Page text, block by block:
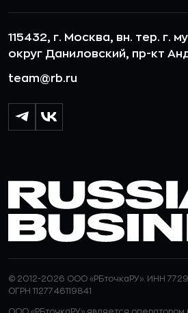
115432, г. Москва, вн. тер. г.
округ Даниловский, пр-кт
team@rb.ru
© 2012-2026 ООО «РБточкаРУ». ИНН
ОГРН 1127746119841